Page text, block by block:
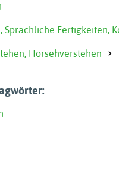
Sprachliche Fertigkeiten,
Hörsehverstehen